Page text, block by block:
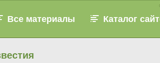
Все материалы Каталог